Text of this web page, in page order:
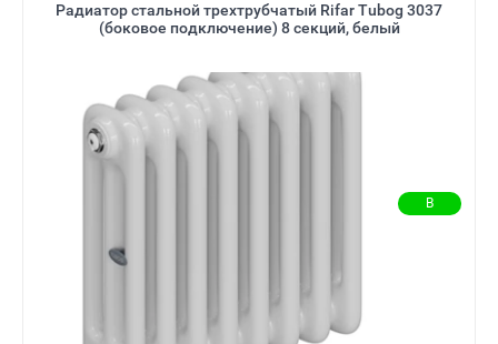
Радиатор стальной трехтрубчатый Rifar Tubog 3037
(боковое подключение) 8 секций, белый
В